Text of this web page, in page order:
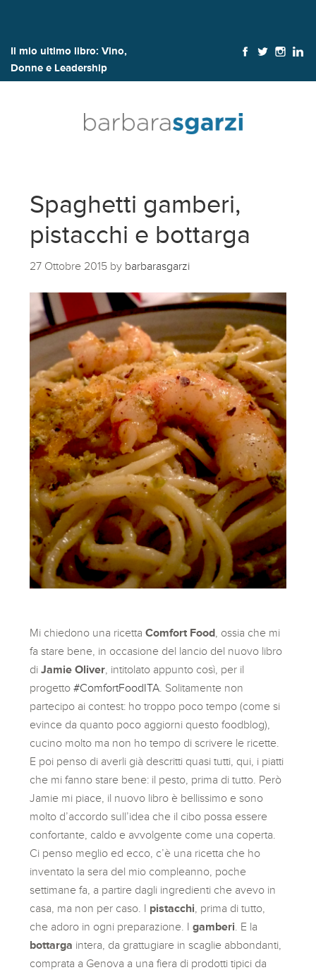
Il mio ultimo libro: Vino,
Donne e Leadership
Spaghetti gamberi,
pistacchi e bottarga
27 Ottobre 2015 by barbarasgarzi
Mi chiedono una ricettaComfort Food , ossia che mi
fa stare bene, in occasione del lancio del nuovo libro
diJamie Oliver , intitolato appunto così, per il
progetto#ComfortFoodITA . Solitamente non
partecipo ai contest: ho troppo poco tempo (come si
evince da quanto poco aggiorni questo foodblog),
cucino molto ma non ho tempo di scrivere le ricette.
E poi penso di averli già descritti quasi tutti, qui, i piatti
che mi fanno stare bene: il pesto, prima di tutto. Però
Jamie mi piace, il nuovo libro è bellissimo e sono
molto d’accordo sull’idea che il cibo possa essere
confortante, caldo e avvolgente come una coperta.
Ci penso meglio ed ecco, c’è una ricetta che ho
inventato la sera del mio compleanno, poche
settimane fa, a partire dagli ingredienti che avevo in
casa, ma non per caso. I pistacchi , prima di tutto,
che adoro in ogni preparazione. Igamberi . E la
bottarga intera, da grattugiare in scaglie abbondanti,
comprata a Genova a una fiera di prodotti tipici da